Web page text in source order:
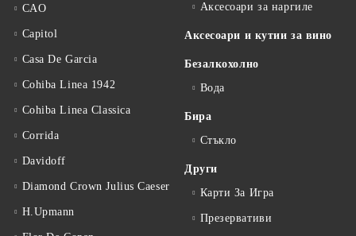
CAO
Capitol
Casa De Garcia
Cohiba Linea 1942
Cohiba Linea Classica
Corrida
Davidoff
Diamond Crown Julius Caeser
H.Upmann
Аксесоари за наргиле
Аксесоари и кутии за вино
Безалкохолно
Вода
Бира
Стъкло
Други
Карти За Игра
Презервативи